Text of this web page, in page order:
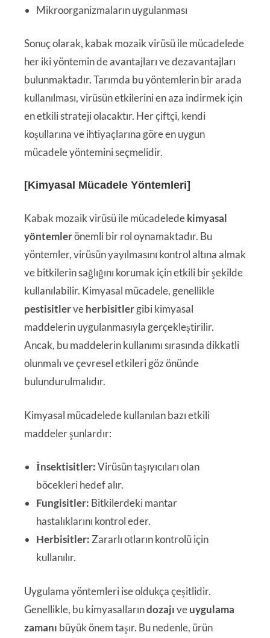
Mikroorganizmaların uygulanması
Sonuç olarak, kabak mozaik virüsü ile mücadelede
her iki yöntemin de avantajları ve dezavantajları
bulunmaktadır. Tarımda bu yöntemlerin bir arada
kullanılması, virüsün etkilerini en aza indirmek için
en etkili strateji olacaktır. Her çiftçi, kendi
koşullarına ve ihtiyaçlarına göre en uygun
mücadele yöntemini seçmelidir.
[Kimyasal Mücadele Yöntemleri]
Kabak mozaik virüsü ile mücadeledekimyasal
yöntemlerönemli bir rol oynamaktadır. Bu
yöntemler, virüsün yayılmasını kontrol altına almak
ve bitkilerin sağlığını korumak için etkili bir şekilde
kullanılabilir. Kimyasal mücadele, genellikle
pestisitlerveherbisitlergibi kimyasal
maddelerin uygulanmasıyla gerçekleştirilir.
Ancak, bu maddelerin kullanımı sırasında dikkatli
olunmalı ve çevresel etkileri göz önünde
bulundurulmalıdır.
Kimyasal mücadelede kullanılan bazı etkili
maddeler şunlardır:
İnsektisitler:Virüsün taşıyıcıları olan
böcekleri hedef alır.
Fungisitler: Bitkilerdeki mantar
hastalıklarını kontrol eder.
Herbisitler: Zararlı otların kontrolü için
kullanılır.
Uygulama yöntemleri ise oldukça çeşitlidir.
Genellikle, bu kimyasallarındozajıveuygulama
zamanı büyük önem taşır. Bu nedenle, ürün